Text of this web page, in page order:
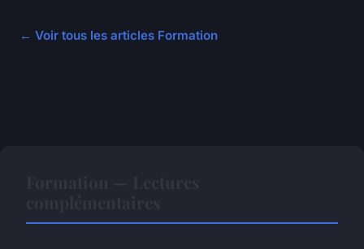
← Voir tous les articles Formation